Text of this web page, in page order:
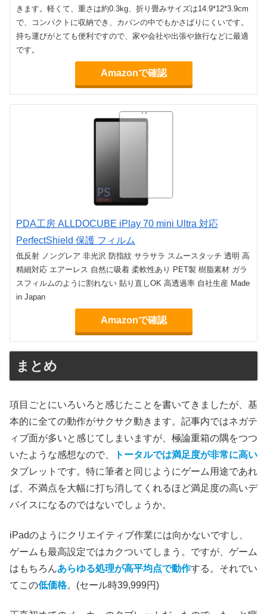
きます。軽くて、重さは約0.3kg、折り畳みサイズは14.9*12*3.9cm
で、コンパクトに収納でき、カバンの中でもかさばりにくいです。
持ち運びがとても便利ですので、家や会社や出張や旅行などに最適
です。
Amazonで確認
PDA工房 ALLDOCUBE iPlay 70 mini Ultra 対応
PerfectShield 保護 フィルム
低反射 ノングレア 非光沢 防指紋 サラサラ スムースタッチ 透明 高
精細対応 エアーレス 自然に吸着 柔軟性あり PET製 樹脂素材 ガラ
スフィルムのように割れない 貼り直しOK 高透過率 自社生産 Made
in Japan
Amazonで確認
まとめ
項目ごとにいろいろと感じたことを書いてきましたが、基
本的に全ての動作がサクサク動きます。記事内ではネガテ
ィブ面が多いと感じてしまいますが、極論重箱の隅をつつ
いたような感想なので、
トータルでは満足度が非常に高い
タブレットです。特に筆者と同じようにゲーム用途であれ
ば、不満点を大幅に打ち消してくれるほど満足度の高いデ
バイスになるのではないでしょうか。
iPadのようにクリエイティブ作業には向かないですし、
ゲームも最高設定ではカクついてしまう。ですが、ゲーム
はもちろんあらゆる処理が高平均点で動作する。それでい
てこの低価格。(セール時39,999円)